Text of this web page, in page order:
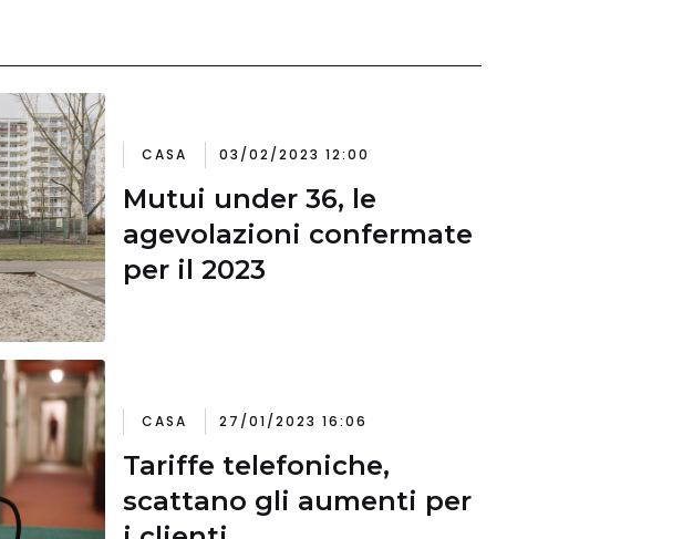
CASA 03/02/2023 12:00
Mutui under 36, le
agevolazioni confermate
per il 2023
CASA 27/01/2023 16:06
Tariffe telefoniche,
scattano gli aumenti per